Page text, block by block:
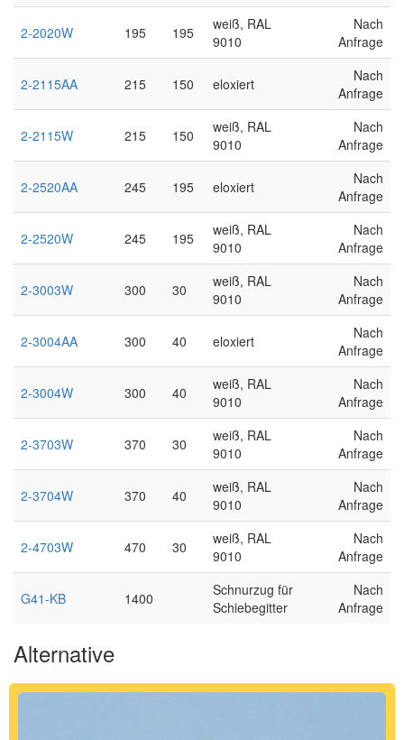
2-2020W 195 195
weiß, RAL
9010
Nach
Anfrage
2-2115AA 215 150 eloxiert
Nach
Anfrage
2-2115W 215 150
weiß, RAL
9010
Nach
Anfrage
2-2520AA 245 195 eloxiert
Nach
Anfrage
2-2520W 245 195
weiß, RAL
9010
Nach
Anfrage
2-3003W 300 30
weiß, RAL
9010
Nach
Anfrage
2-3004AA 300 40 eloxiert
Nach
Anfrage
2-3004W 300 40
weiß, RAL
9010
Nach
Anfrage
2-3703W 370 30
weiß, RAL
9010
Nach
Anfrage
2-3704W 370 40
weiß, RAL
9010
Nach
Anfrage
2-4703W 470 30
weiß, RAL
9010
Nach
Anfrage
G41-KB 1400
Schnurzug für
Schiebegitter
Nach
Anfrage
Alternative